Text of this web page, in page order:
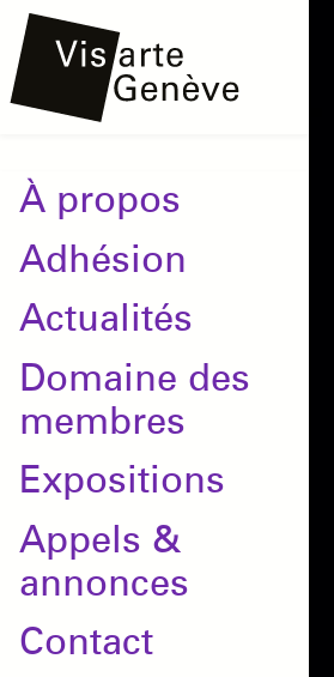
Aller
au
contenu
Main
navigation
À propos
Adhésion
Actualités
Domaine des
membres
Expositions
Appels &
annonces
Contact